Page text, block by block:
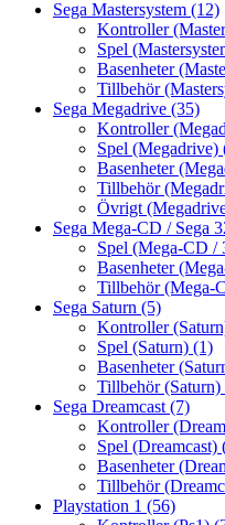
Sega Mastersystem (12)
Kontroller
Spel
Basenheter
Tillbehör
Sega Megadrive (35)
Kontroller
Spel (Megadrive)
Basenheter
Tillbehör
Övrigt
Sega Mega-CD / Sega
Spel (Mega-CD /
Basenheter
Tillbehör (Mega-
Sega Saturn (5)
Kontroller
Spel (Saturn) (1)
Basenheter
Tillbehör (Saturn)
Sega Dreamcast (7)
Kontroller
Spel (Dreamcast)
Basenheter
Tillbehör
Playstation 1 (56)